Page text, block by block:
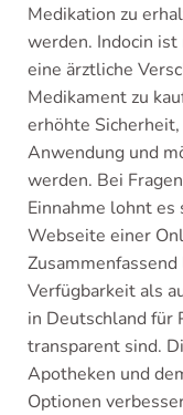
Medikation zu
werden. Indocin
eine ärztliche
Medikament zu
erhöhte
Anwendung und
werden. Bei
Einnahme lohnt
Webseite einer
Verfügbarkeit als
in Deutschland für
transparent sind.
Apotheken und
Optionen